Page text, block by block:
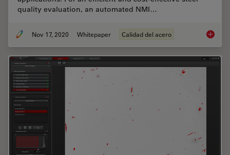
quality evaluation, an automated NMI…
Nov 17, 2020 Whitepaper Calidad del acero How